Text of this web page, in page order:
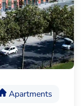
Apartments